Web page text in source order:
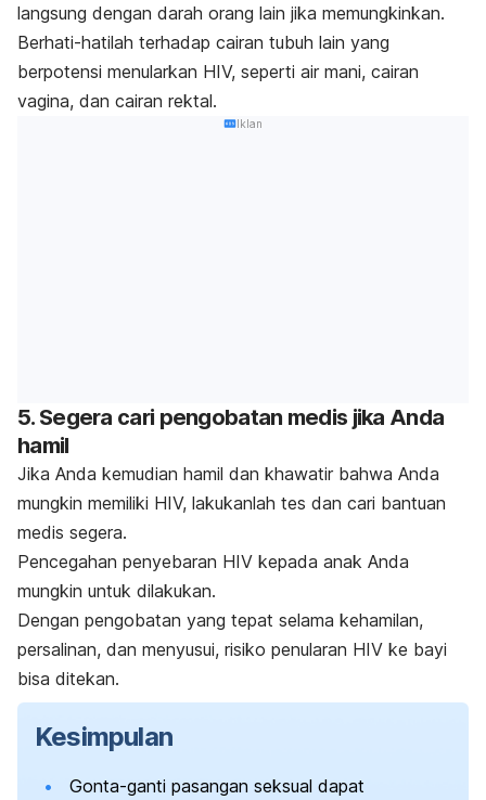
langsung dengan darah orang lain jika memungkinkan.
Berhati-hatilah terhadap cairan tubuh lain yang
berpotensi menularkan HIV, seperti air mani, cairan
vagina, dan cairan rektal.
Iklan
5. Segera cari pengobatan medis jika Anda
hamil
Jika Anda kemudian hamil dan khawatir bahwa Anda
mungkin memiliki HIV, lakukanlah tes dan cari bantuan
medis segera.
Pencegahan penyebaran HIV kepada anak Anda
mungkin untuk dilakukan.
Dengan pengobatan yang tepat selama kehamilan,
persalinan, dan menyusui, risiko penularan HIV ke bayi
bisa ditekan.
Kesimpulan
Gonta-ganti pasangan seksual dapat